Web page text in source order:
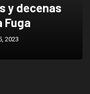
y decenas
Fuga
2023